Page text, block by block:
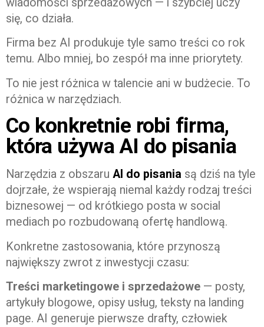
się, co działa.
Firma bez AI produkuje tyle samo treści co rok
temu. Albo mniej, bo zespół ma inne priorytety.
To nie jest różnica w talencie ani w budżecie. To
różnica w narzędziach.
Co konkretnie robi firma,
która używa AI do pisania
Narzędzia z obszaru AI do pisania są dziś na tyle
dojrzałe, że wspierają niemal każdy rodzaj treści
biznesowej — od krótkiego posta w social
mediach po rozbudowaną ofertę handlową.
Konkretne zastosowania, które przynoszą
największy zwrot z inwestycji czasu:
Treści marketingowe i sprzedażowe — posty,
artykuły blogowe, opisy usług, teksty na landing
page. AI generuje pierwsze drafty, człowiek